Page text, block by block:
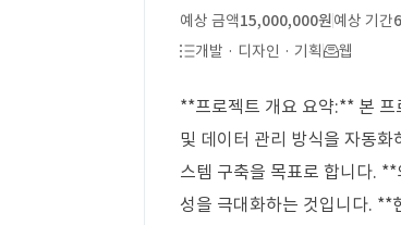
예상 금액15,000,000원예상 기간
개발 · 디자인 · 기획
웹
**프로젝트 개요 요약:** 본 프
및 데이터 관리 방식을 자동
스템 구축을 목표로 합니다.
성을 극대화하는 것입니다. **